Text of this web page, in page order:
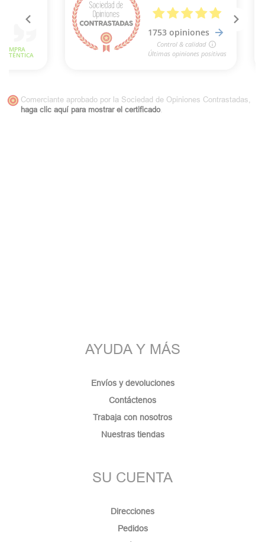
Comerciante aprobado por la Sociedad de Opiniones Contrastadas,
haga clic aquí para mostrar el certificado.
AYUDA Y MÁS
Envíos y devoluciones
Contáctenos
Trabaja con nosotros
Nuestras tiendas
SU CUENTA
Direcciones
Pedidos